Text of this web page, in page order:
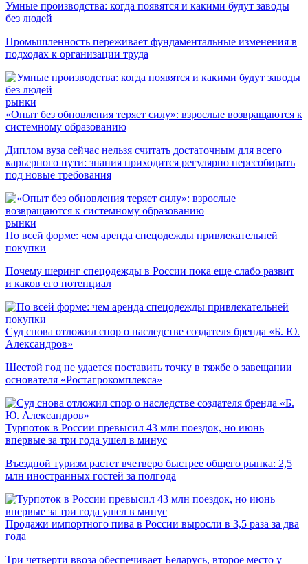
Умные производства: когда появятся и какими будут заводы
без людей
Промышленность переживает фундаментальные изменения в
подходах к организации труда
рынки
«Опыт без обновления теряет силу»: взрослые возвращаются к
системному образованию
Диплом вуза сейчас нельзя считать достаточным для всего
карьерного пути: знания приходится регулярно пересобирать
под новые требования
рынки
По всей форме: чем аренда спецодежды привлекательней
покупки
Почему шеринг спецодежды в России пока еще слабо развит
и каков его потенциал
Суд снова отложил спор о наследстве создателя бренда «Б. Ю.
Александров»
Шестой год не удается поставить точку в тяжбе о завещании
основателя «Ростагрокомплекса»
Турпоток в России превысил 43 млн поездок, но июнь
впервые за три года ушел в минус
Въездной туризм растет вчетверо быстрее общего рынка: 2,5
млн иностранных гостей за полгода
Продажи импортного пива в России выросли в 3,5 раза за два
года
Три четверти ввоза обеспечивает Беларусь, второе место у